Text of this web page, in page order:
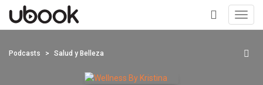
+
Podcasts Salud y Belleza